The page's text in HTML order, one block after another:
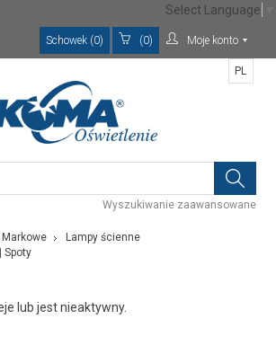
Schowek (0) (0) Moje konto
Wyszukiwanie zaawansowane
PL
Lampy ścienne
Spoty
lub jest nieaktywny.
Select Language